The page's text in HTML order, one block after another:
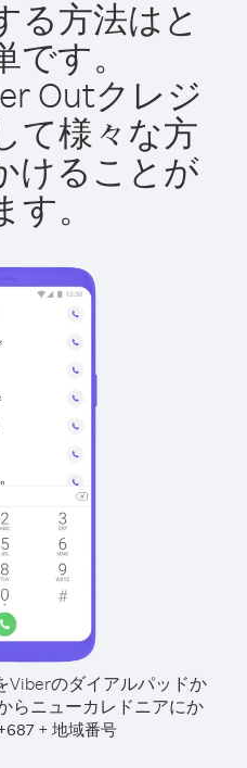
る方法はと
す。
Outクレジ
て様々な方
けることが
。
Viberのダイアルパッドか
らニューカレドニアにか
687+ 地域番号